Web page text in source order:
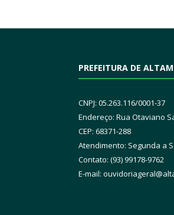
PREFEITURA DE
CNPJ: 05.263.116/0001-37
Endereço: Rua Otaviano
CEP: 68371-288
Atendimento: Segunda a
Contato: (93) 99178-9762
E-mail: